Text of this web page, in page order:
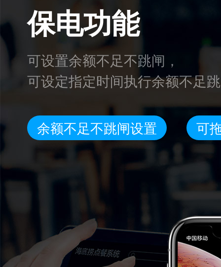
保电功能
可设置余额不足不跳闸，
可设定指定时间执行余额不足
余额不足不跳闸设置 可